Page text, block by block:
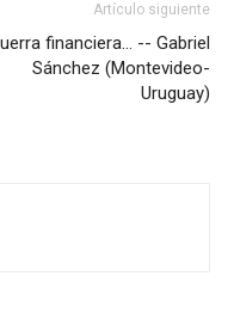
Artículo siguiente
financiera… -- Gabriel
Sánchez (Montevideo-
Uruguay)